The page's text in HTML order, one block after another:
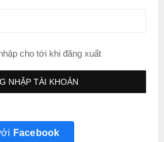
cho tới khi đăng xuất
Facebook